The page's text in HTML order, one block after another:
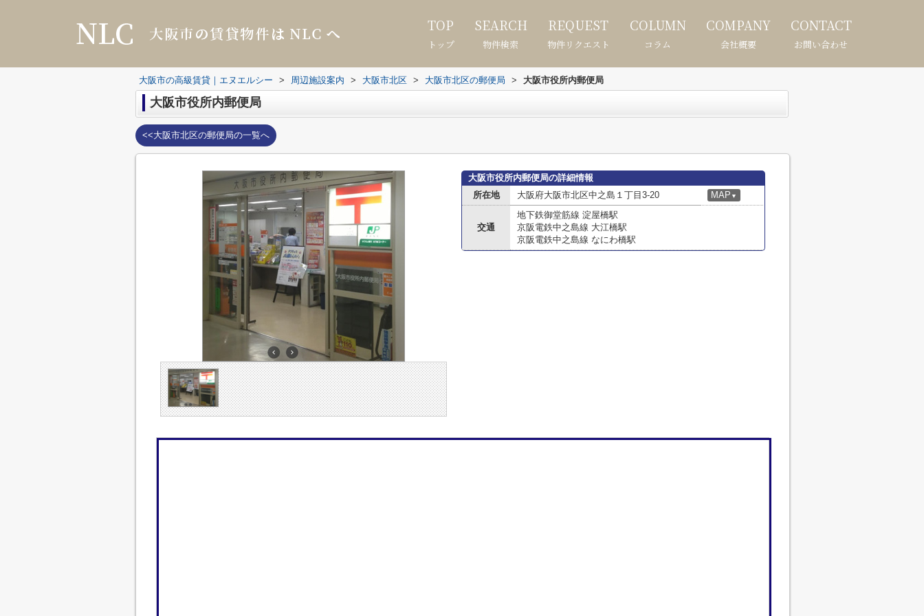
TOP
トップ
SEARCH
物件検索
REQUEST
物件リクエスト
COLUMN
コラム
COMPANY
会社概要
CONTACT
お問い合わせ
大阪市の高級賃貸｜エヌエルシー > 周辺施設案内 > 大阪市北区 > 大阪市北区の郵便局 > 大阪市役所内郵便局
大阪市役所内郵便局
<<大阪市北区の郵便局の一覧へ
大阪市役所内郵便局の詳細情報
所在地
大阪府大阪市北区中之島１丁目3-20 MAP ▼
交通
地下鉄御堂筋線 淀屋橋駅
京阪電鉄中之島線 大江橋駅
京阪電鉄中之島線 なにわ橋駅